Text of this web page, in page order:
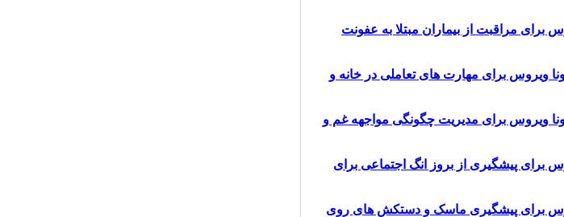
برای مراقبت از بیماران مبتلا به عفونت
ویروس برای مهارت های تعاملی در خانه و
ویروس برای مدیریت چگونگی مواجهه غم و
برای پیشگیری از بروز انگ اجتماعی برای
برای پیشگیری ماسک و دستکش های روی